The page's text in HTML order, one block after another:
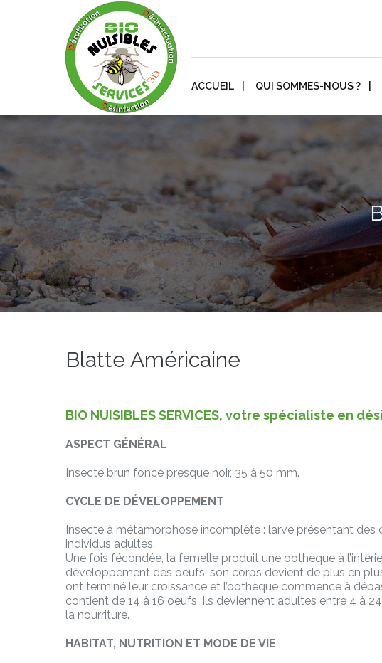
ACCUEIL QUI SOMMES-NOUS ?
Blatte Américaine
BIO NUISIBLES SERVICES, votre spécialiste en
ASPECT GÉNÉRAL
Insecte brun foncé presque noir, 35 à 50 mm.
CYCLE DE DÉVELOPPEMENT
Insecte à métamorphose incomplète : larve présentant des
individus adultes.
Une fois fécondée, la femelle produit une oothèque à
développement des oeufs, son corps devient de plus en
ont terminé leur croissance et l’oothèque commence à
contient de 14 à 16 oeufs. Ils deviennent adultes entre 4 à
la nourriture.
HABITAT, NUTRITION ET MODE DE VIE